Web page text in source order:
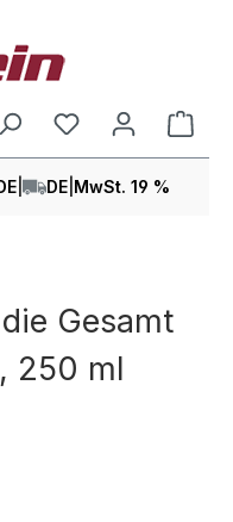
DE MwSt. 19 %
Gesamt
250 ml